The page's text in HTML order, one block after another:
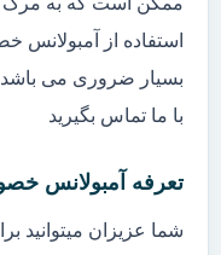
استفاده از
بسیار ضروری می
با ما تماس بگیرید
تعرفه آمبولانس
شما عزیزان میتوانید